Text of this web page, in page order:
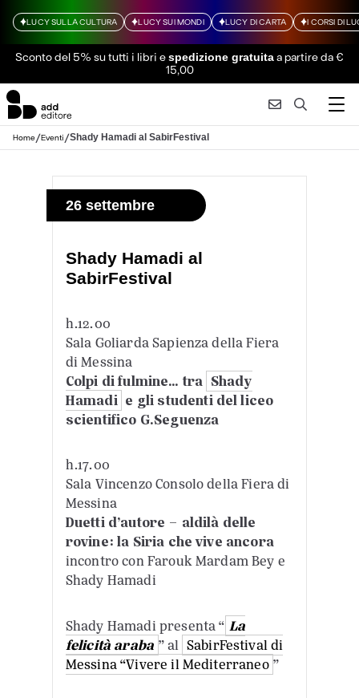
LUCY SULLA CULTURA LUCY SUI MONDI LUCY DI CARTA I CORSI DI
Sconto del 5% su tutti i libri espedizione gratuitaa partire da €
15,00
Home/Eventi/Shady Hamadi al SabirFestival
26 settembre
Shady Hamadi al
SabirFestival
h.12.00
Sala Goliarda Sapienza della Fiera
di Messina
Colpi di fulmine… tra Shady
Hamadi e gli studenti del liceo
scientifico G.Seguenza
h.17.00
Sala Vincenzo Consolo della Fiera di
Messina
Duetti d’autore – aldilà delle
rovine: la Siria che vive ancora
incontro con Farouk Mardam Bey e
Shady Hamadi
Shady Hamadi presenta “ La
felicità araba ” al SabirFestival di
Messina “Vivere il Mediterraneo ”